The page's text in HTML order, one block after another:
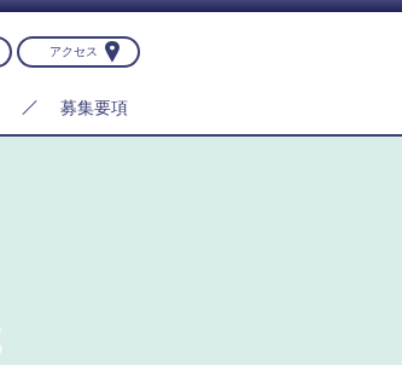
アクセス
募集要項